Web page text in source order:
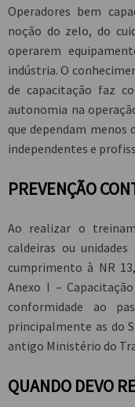
Operadores bem
noção do zelo, do
operarem
indústria. O
de capacitação faz
autonomia na
que dependam menos
independentes e
PREVENÇÃO
Ao realizar o
caldeiras ou
cumprimento à NR
Anexo I –
conformidade ao
principalmente as do
antigo Ministério do
QUANDO DEVO